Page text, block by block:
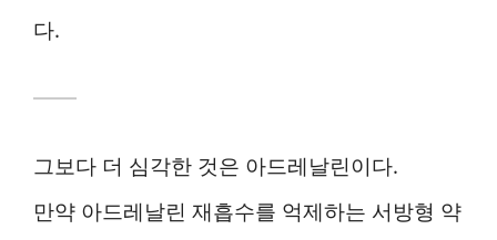
다.
그보다 더 심각한 것은 아드레날린이다.
만약 아드레날린 재흡수를 억제하는 서방형 약